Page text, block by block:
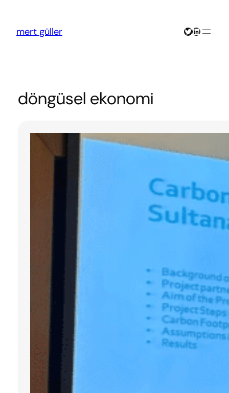
mert güller Twitter
LinkedIn
döngüsel ekonomi